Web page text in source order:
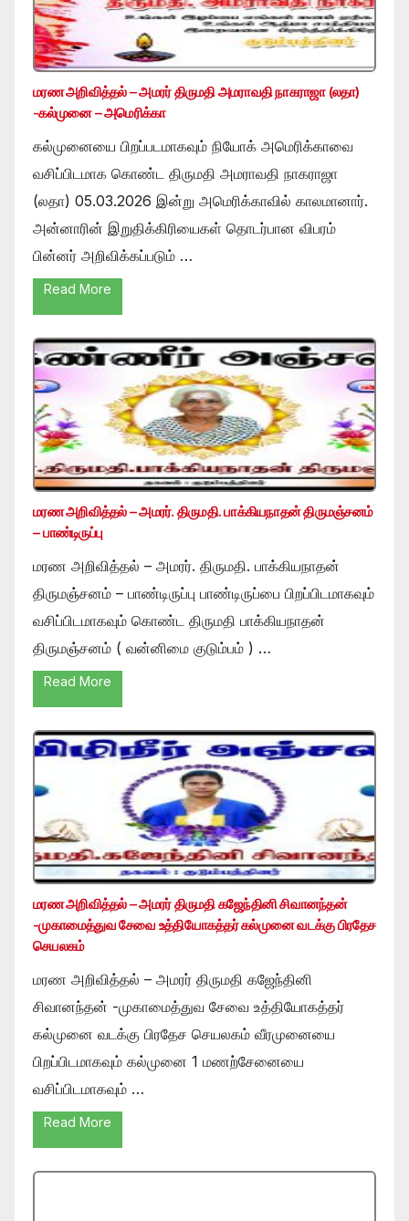
மரண அறிவித்தல் – அமரர் திருமதி அமராவதி நாகராஜா (லதா)
-கல்முனை – அமெரிக்கா
கல்முனையை பிறப்படமாகவும் நியோக் அமெரிக்காவை
வசிப்பிடமாக கொண்ட திருமதி அமராவதி நாகராஜா
(லதா) 05.03.2026 இன்று அமெரிக்காவில் காலமானார்.
அன்னாரின் இறுதிக்கிரியைகள் தொடர்பான விபரம்
பின்னர் அறிவிக்கப்படும் …
Read More
மரண அறிவித்தல் – அமரர். திருமதி. பாக்கியநாதன் திருமஞ்சனம்
– பாண்டிருப்பு
மரண அறிவித்தல் – அமரர். திருமதி. பாக்கியநாதன்
திருமஞ்சனம் – பாண்டிருப்பு பாண்டிருப்பை பிறப்பிடமாகவும்
வசிப்பிடமாகவும் கொண்ட திருமதி பாக்கியநாதன்
திருமஞ்சனம் ( வன்னிமை குடும்பம் ) …
Read More
மரண அறிவித்தல் – அமரர் திருமதி கஜேந்தினி சிவானந்தன்
-முகாமைத்துவ சேவை உத்தியோகத்தர் கல்முனை வடக்கு பிரதேச
செயலகம்
மரண அறிவித்தல் – அமரர் திருமதி கஜேந்தினி
சிவானந்தன் -முகாமைத்துவ சேவை உத்தியோகத்தர்
கல்முனை வடக்கு பிரதேச செயலகம் வீரமுனையை
பிறப்பிடமாகவும் கல்முனை 1 மணற்சேனையை
வசிப்பிடமாகவும் …
Read More